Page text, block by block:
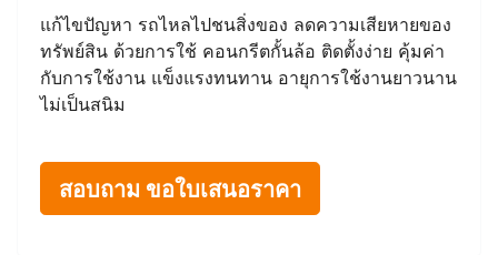
แก้ไขปัญหา รถไหลไปชนสิ่งของ ลดความเสียหายของ
ทรัพย์สิน ด้วยการใช้ คอนกรีตกั้นล้อ ติดตั้งง่าย คุ้มค่า
กับการใช้งาน แข็งแรงทนทาน อายุการใช้งานยาวนาน
ไม่เป็นสนิม
สอบถาม ขอใบเสนอราคา